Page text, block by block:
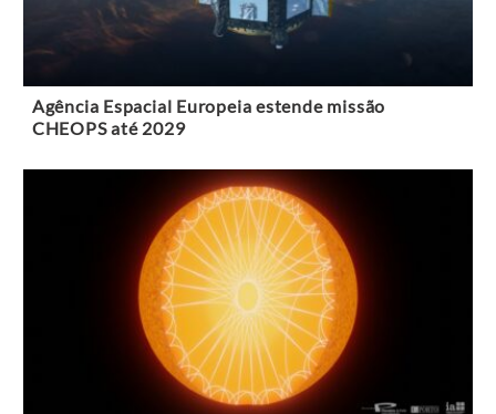
Agência Espacial Europeia estende missão
CHEOPS até 2029